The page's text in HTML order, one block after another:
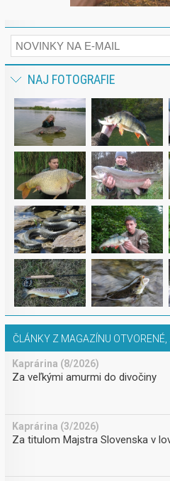
NAJ FOTOGRAFIE
ČLÁNKY Z MAGAZÍNU OTVORENÉ,
Kaprárina (8/2026)
Za veľkými amurmi do divočiny
Kaprárina (3/2026)
Za titulom Majstra Slovenska v